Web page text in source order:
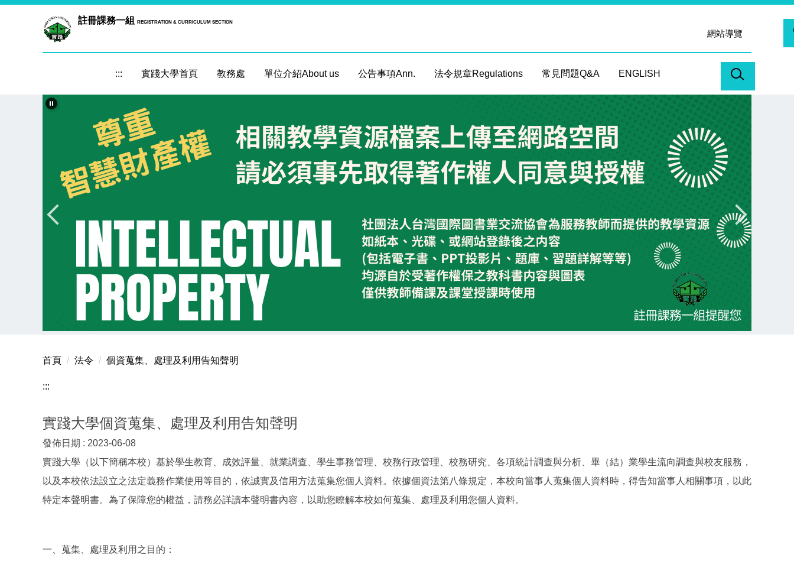
註冊課務一組 REGISTRATION & CURRICULUM SECTION
網站導覽
::: 實踐大學首頁 教務處 單位介紹About us 公告事項Ann. 法令規章Regulations 常見問題Q&A ENGLISH
首頁 法令 個資蒐集、處理及利用告知聲明
:::
實踐大學個資蒐集、處理及利用告知聲明
發佈日期 : 2023-06-08
實踐大學（以下簡稱本校）基於學生教育、成效評量、就業調查、學生事務管理、校務行政管理、校務研究、各項統計調查與分析、畢（結）業學生流向調查與校友服務，
以及本校依法設立之法定義務作業使用等目的，依誠實及信用方法蒐集您個人資料。依據個資法第八條規定，本校向當事人蒐集個人資料時，得告知當事人相關事項，以此
特定本聲明書。為了保障您的權益，請務必詳讀本聲明書內容，以助您瞭解本校如何蒐集、處理及利用您個人資料。
一、蒐集、處理及利用之目的：